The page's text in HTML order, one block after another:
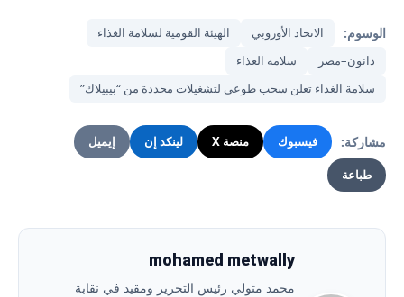
الوسوم: الاتحاد الأوروبي
الهيئة القومية لسلامة الغذاء
دانون–مصر
سلامة الغذاء
سلامة الغذاء تعلن سحب طوعي لتشغيلات محددة من “بيبيلاك”
مشاركة: فيسبوك منصة X لينكد إن إيميل
طباعة
mohamed metwally
محمد متولي رئيس التحرير ومقيد في نقابة